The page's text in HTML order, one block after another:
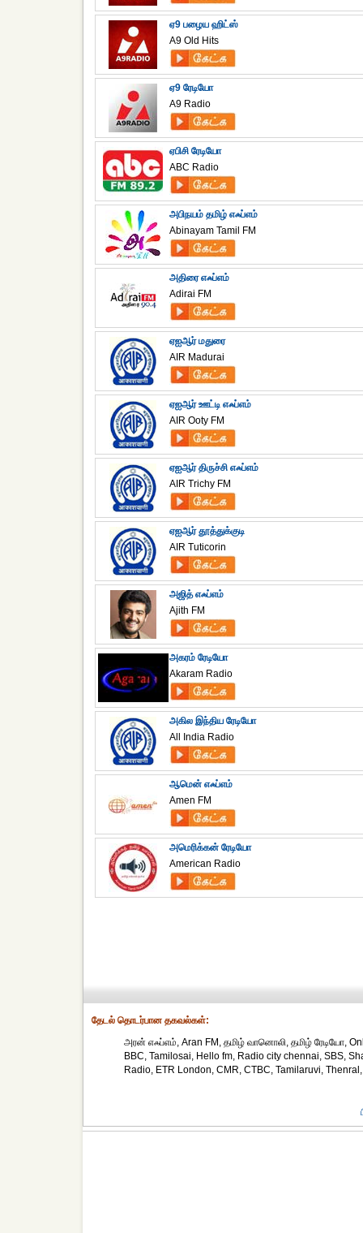
ஏ9 பழைய ஹிட்ஸ்
A9 Old Hits
ஏ9 ரேடியோ
A9 Radio
ஏபிசி ரேடியோ
ABC Radio
அபிநயம் தமிழ் எஃப்எம்
Abinayam Tamil FM
அதிரை எஃப்எம்
Adirai FM
ஏஐஆர் மதுரை
AIR Madurai
ஏஐஆர் ஊட்டி எஃப்எம்
AIR Ooty FM
ஏஐஆர் திருச்சி எஃப்எம்
AIR Trichy FM
ஏஐஆர் தூத்துக்குடி
AIR Tuticorin
அஜித் எஃப்எம்
Ajith FM
அகரம் ரேடியோ
Akaram Radio
அகில இந்திய ரேடியோ
All India Radio
ஆமென் எஃப்எம்
Amen FM
அமெரிக்கன் ரேடியோ
American Radio
தேட‌ல் தொட‌ர்பான தகவ‌ல்க‌ள்:
அரன் எஃப்எம், Aran FM, தமிழ் வானொலி, தமிழ் ரேடியோ,
BBC, Tamilosai, Hello fm, Radio city chennai, SBS,
Radio, ETR London, CMR, CTBC, Tamilaruvi,